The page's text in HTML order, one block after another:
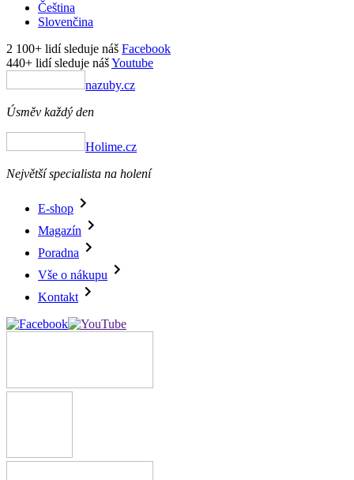
Čeština
Slovenčina
2 100+ lidí sleduje náš Facebook
440+ lidí sleduje nášYoutube
nazuby.cz
Úsměv každý den
Holime.cz
Největší specialista na holení
E-shop
Magazín
Poradna
Vše o nákupu
Kontakt